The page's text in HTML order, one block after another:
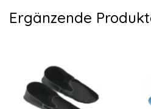
Ergänzende